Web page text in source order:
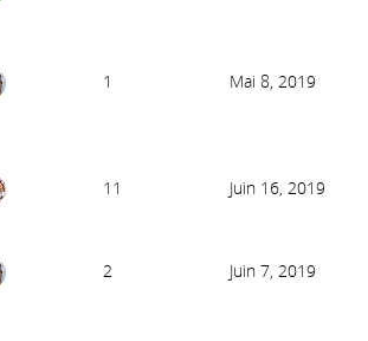
1 Mai 8, 2019
11 Juin 16, 2019
2 Juin 7, 2019